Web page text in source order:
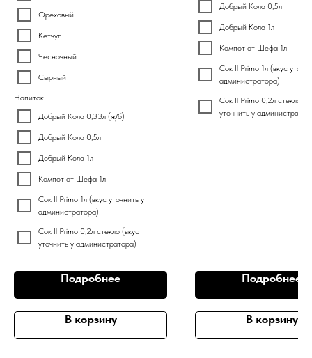
Ореховый
Кетчуп
Чесночный
Сырный
Напиток
Добрый Кола 0,33л (ж/б)
Добрый Кола 0,5л
Добрый Кола 1л
Компот от Шефа 1л
Сок Il Primo 1л (вкус уточнить у
администратора)
Сок Il Primo 0,2л стекло (вкус
уточнить у администратора)
Подробнее
В корзину
Добрый Кола 0,5л
Добрый Кола 1л
Компот от Шефа 1л
Сок Il Primo 1л (вкус
администратора)
Сок Il Primo 0,2л стекло
уточнить у
Подробнее
В корзину